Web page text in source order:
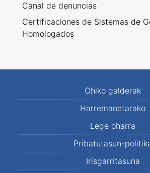
Canal de denuncias
Certificaciones de Sistemas de
Homologados
Ohiko galderak
Harremanetarako
Lege oharra
Pribatutasun-
Irisgarritasuna